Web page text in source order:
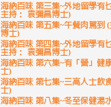
海納百味 第三集~外地留學有
主持： 袁彌昌博士)
海納百味 第五集~午餐肉駕到
博士)
海納百味 第四集~外地留學有
主持： 袁彌昌博士)
海納百味 第六集~有「營」健
士)
海納百味 第七集~三高人士飲
士)
海納百味 第八集~冬至保健湯